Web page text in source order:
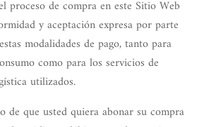
proceso de compra en este Sitio Web
y aceptación expresa por parte
modalidades de pago, tanto para
como para los servicios de
utilizados.
de que usted quiera abonar su compra